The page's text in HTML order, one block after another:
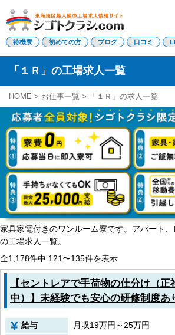
電話受付はこちら
派遣登録
トップページ
初めての方へ
待機寮について
求人を探す
全ての求人
東海エリア
愛知県
三重県
岐阜県
静岡県
関西エリア
滋賀県
京都府
大阪府
兵庫県
奈良県
関東エリア
待機寮 初めての方 ブログ 口コミ
「１Ｒ」の工場求人一覧
HOME > お仕事一覧 > 「１Ｒ」の求人一覧
家具家電付きのワンルーム寮です。アパート
の工場求人一覧。
全1,178件中 121〜135件を表示
【セントレアで手荷物の仕分け（
中）】未経験でも安心の研修制度
給与 月収19万円～25万円